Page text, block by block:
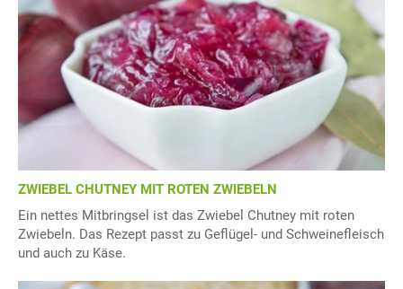
ZWIEBEL CHUTNEY MIT ROTEN ZWIEBELN
Ein nettes Mitbringsel ist das Zwiebel Chutney mit roten
Zwiebeln. Das Rezept passt zu Geflügel- und Schweinefleisch
und auch zu Käse.